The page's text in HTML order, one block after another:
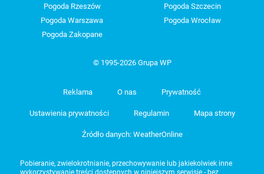
Pogoda Rzeszów
Pogoda Szczecin
Pogoda Warszawa
Pogoda Wrocław
Pogoda Zakopane
© 1995-2026 Grupa WP
Reklama O nas Prywatność
Ustawienia prywatności Regulamin Mapa strony
Źródło danych: WeatherOnline
Pobieranie, zwielokrotnianie, przechowywanie lub jakiekolwiek inne
wykorzystywanie treści dostępnych w niniejszym serwisie - bez